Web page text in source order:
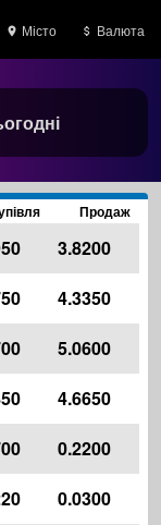
Місто Валюта
Продаж
3.8200
4.3350
5.0600
4.6650
0.2200
0.0300